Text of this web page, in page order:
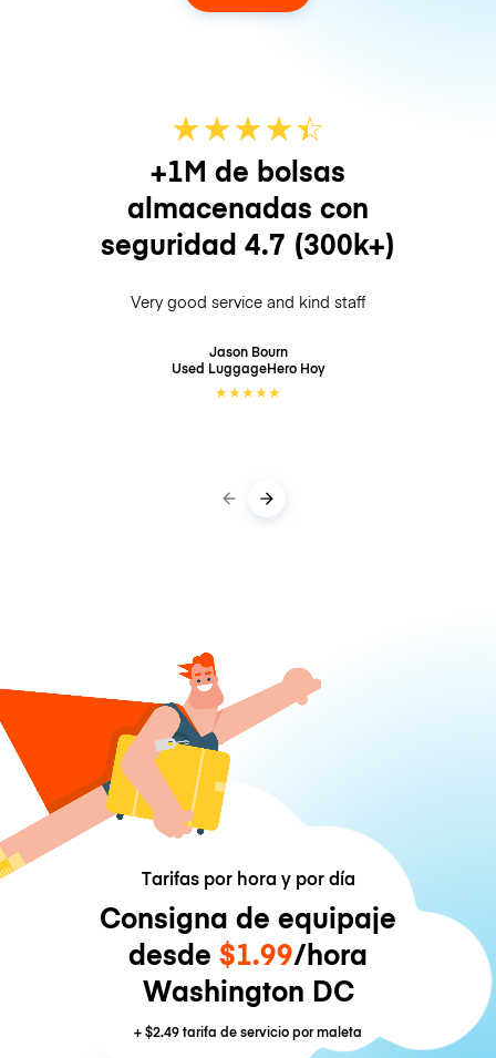
★★★★☆
★
+1M de bolsas
almacenadas con
seguridad 4.7 (300k+)
Very good service and kind staff
Jason Bourn
Used LuggageHero Hoy
★★★★★
Tarifas por hora y por día
Consigna de equipaje
desde $1.99/hora
Washington DC
+$2.49tarifa de servicio por maleta